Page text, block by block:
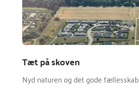
Tæt på skoven
Nyd naturen og det gode fællesskab